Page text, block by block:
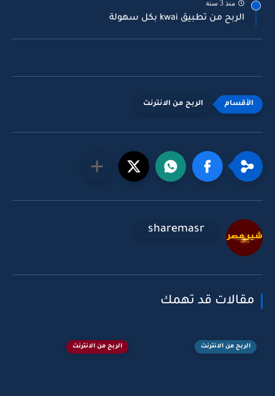
منذ 3 سنة
الربح من تطبيق kwai بكل سهولة
الربح من الانترنت
sharemasr
مقالات قد تهمك
الربح من الانترنت الربح من الانترنت